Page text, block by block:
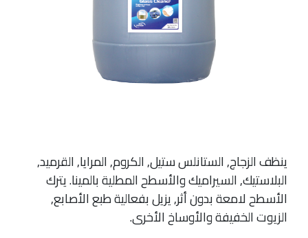
ينظف الزجاج, الستانلس ستيل, الكروم, المرايا, القرميد,
البلاستيك, السيراميك والأسطح المطلية بالمينا. يترك
الأسطح لامعة بدون أثر, يزيل بفعالية طبع الأصابع,
الزيوت الخفيفة والأوساخ الأخرى.